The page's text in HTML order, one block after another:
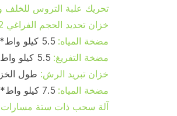
تحريك علبة التروس للخلف
خزان تحديد الحجم الفراغي 2:
مضخة المياه:
مضخة التفريغ:
خزان تبريد الرش: طول الخزان 6000
مضخة المياه:
آلة سحب ذات ستة